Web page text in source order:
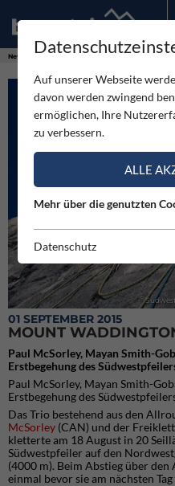
News
01 SEPTEMBER 2015
MOUNT
Paul McSorley, Mayan Smith-
Erstbegehung des
Paul McSorley, Mayan Smith-
Erstbegehung des
Das Trio bestehend aus den
McSorley (CAN) und der
kletterte am 18 August in 20
Südwestpfeiler auf den
(4000 m). Beim Abstieg über
einmal bevor sie am nächsten
Auf unserer Webseite
davon werden zwingend
ermöglichen, Ihre
zu verbessern.
ALLE
Mehr über die genutzten
Datenschutz